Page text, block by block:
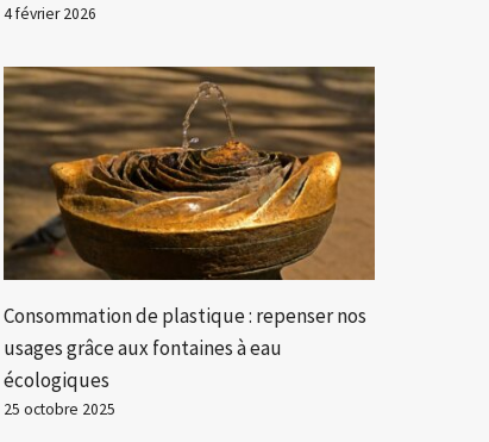
4 février 2026
Consommation de plastique : repenser nos
usages grâce aux fontaines à eau
écologiques
25 octobre 2025